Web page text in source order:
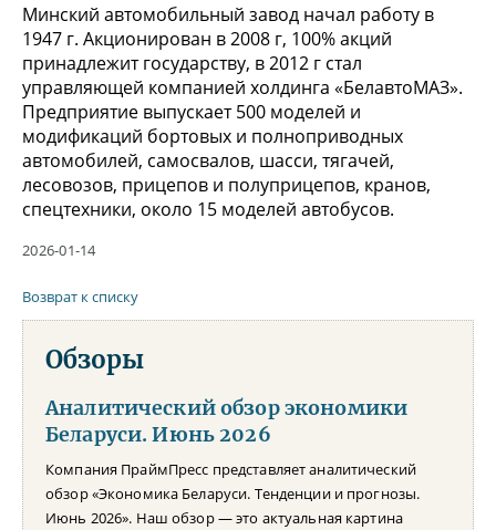
Минский автомобильный завод начал работу в
1947 г. Акционирован в 2008 г, 100% акций
принадлежит государству, в 2012 г стал
управляющей компанией холдинга «БелавтоМАЗ».
Предприятие выпускает 500 моделей и
модификаций бортовых и полноприводных
автомобилей, самосвалов, шасси, тягачей,
лесовозов, прицепов и полуприцепов, кранов,
спецтехники, около 15 моделей автобусов.
2026-01-14
Возврат к списку
Обзоры
Аналитический обзор экономики
Беларуси. Июнь 2026
Компания ПраймПресс представляет аналитический
обзор «Экономика Беларуси. Тенденции и прогнозы.
Июнь 2026». Наш обзор — это актуальная картина